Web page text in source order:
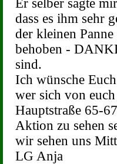
Er selber sagte
dass es ihm sehr
der kleinen
behoben -
sind.
Ich wünsche
wer sich von
Hauptstraße 65-
Aktion zu sehen
wir sehen uns
LG Anja